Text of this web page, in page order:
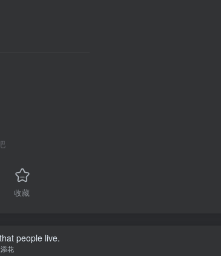
收藏
people live.
花